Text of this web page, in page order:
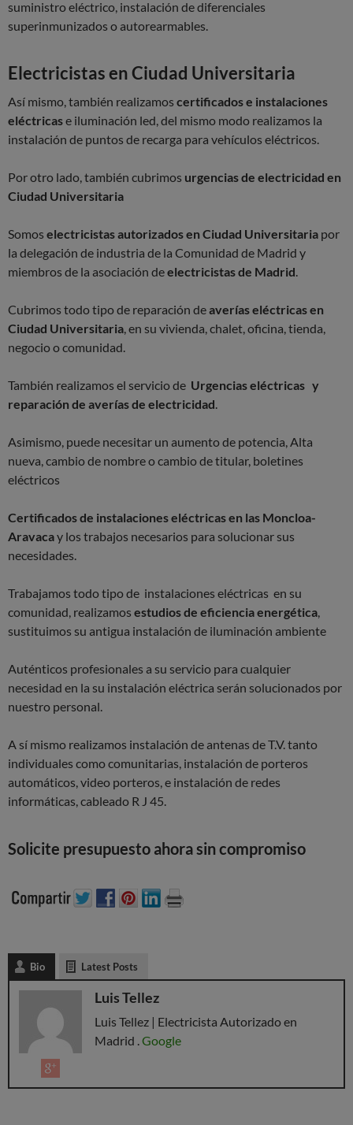
suministro eléctrico, instalación de diferenciales
superinmunizados o autorearmables.
Electricistas en Ciudad Universitaria
Así mismo, también realizamos certificados e instalaciones
eléctricase iluminación led, del mismo modo realizamos la
instalación de puntos de recarga para vehículos eléctricos.
Por otro lado, también cubrimos urgencias de electricidad en
Ciudad Universitaria
Somos electricistas autorizados en Ciudad Universitaria por
la delegación de industria de la Comunidad de Madrid y
miembros de la asociación deelectricistas de Madrid.
Cubrimos todo tipo de reparación deaverías eléctricas en
Ciudad Universitaria, en su vivienda, chalet, oficina, tienda,
negocio o comunidad.
También realizamos el servicio de Urgencias eléctricas y
reparación de averías de electricidad.
Asimismo, puede necesitar un aumento de potencia, Alta
nueva, cambio de nombre o cambio de titular, boletines
eléctricos
Certificados de instalaciones eléctricas en las Moncloa-
Aravacay los trabajos necesarios para solucionar sus
necesidades.
Trabajamos todo tipo de instalaciones eléctricas en su
comunidad, realizamos estudios de eficiencia energética,
sustituimos su antigua instalación de iluminación ambiente
Auténticos profesionales a su servicio para cualquier
necesidad en la su instalación eléctrica serán solucionados por
nuestro personal.
A sí mismo realizamos instalación de antenas de T.V. tanto
individuales como comunitarias, instalación de porteros
automáticos, video porteros, e instalación de redes
informáticas, cableado R J 45.
Solicite presupuesto ahora sin compromiso
Bio Latest Posts
Luis Tellez
Luis Tellez | Electricista Autorizado en
Madrid .Google